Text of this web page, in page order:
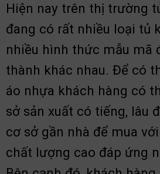
Hiện nay trên thị trường
đang có rất nhiều loại tủ
nhiều hình thức mẫu mã
thành khác nhau. Để có
áo nhựa khách hàng có
sở sản xuất có tiếng, lâu
cơ sở gần nhà để mua
chất lượng cao đáp ứng